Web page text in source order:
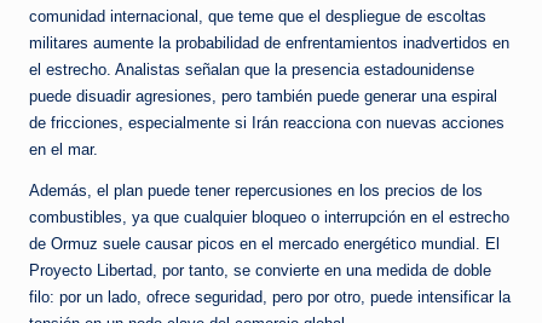
comunidad internacional, que teme que el despliegue de escoltas
militares aumente la probabilidad de enfrentamientos inadvertidos en
el estrecho. Analistas señalan que la presencia estadounidense
puede disuadir agresiones, pero también puede generar una espiral
de fricciones, especialmente si Irán reacciona con nuevas acciones
en el mar.
Además, el plan puede tener repercusiones en los precios de los
combustibles, ya que cualquier bloqueo o interrupción en el estrecho
de Ormuz suele causar picos en el mercado energético mundial. El
Proyecto Libertad, por tanto, se convierte en una medida de doble
filo: por un lado, ofrece seguridad, pero por otro, puede intensificar la